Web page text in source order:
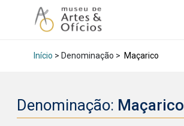
Início > Denominação > Maçarico
Denominação: Maçarico